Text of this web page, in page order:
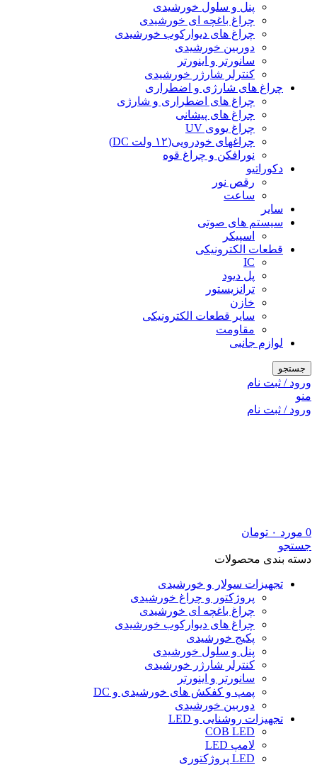
پنل و سلول خورشیدی
چراغ باغچه ای خورشیدی
چراغ های دیوارکوب خورشیدی
دوربین خورشیدی
سانورتر و اینورتر
کنترلر شارژر خورشیدی
چراغ های شارژی و اضطراری
چراغ های اضطراری و شارژی
چراغ های پیشانی
چراغ یووی UV
چراغهای خودرویی(۱۲ ولت DC)
نورافکن و چراغ قوه
دکوراتیو
رقص نور
ساعت
سایر
سیستم های صوتی
اسپیکر
قطعات الکترونیکی
IC
پل دیود
ترانزیستور
خازن
سایر قطعات الکترونیکی
مقاومت
لوازم جانبی
جستجو
ورود / ثبت نام
منو
ورود / ثبت نام
0 مورد ۰ تومان
جستجو
دسته بندی محصولات
تجهیزات سولار و خورشیدی
پروژکتور و چراغ خورشیدی
چراغ باغچه ای خورشیدی
چراغ های دیوارکوب خورشیدی
پکیج خورشیدی
پنل و سلول خورشیدی
کنترلر شارژر خورشیدی
سانورتر و اینورتر
پمپ و کفکش های خورشیدی و DC
دوربین خورشیدی
تجهیزات روشنایی و LED
COB LED
لامپ LED
LED پروژکتوری